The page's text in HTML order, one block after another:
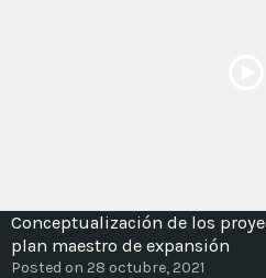
Conceptualización de los
plan maestro de expansión
Posted on 28 octubre, 2021